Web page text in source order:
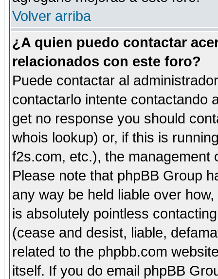
Volver arriba
¿A quien puedo contactar
relacionados con este foro?
Puede contactar al
contactarlo intente contactando
get no response you should
whois lookup) or, if this is
f2s.com, etc.), the management
Please note that phpBB Group
any way be held liable over
is absolutely pointless
(cease and desist, liable,
related to the phpbb.com
itself. If you do email phpBB